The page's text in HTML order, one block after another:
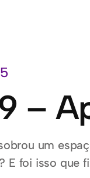
–
um
E foi isso que